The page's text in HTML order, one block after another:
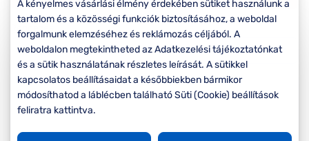
minden
szemüvegekre
Seen Belépőár
ajánlat
Rendezés
A kényelmes vásárlási élmény érdekében sütiket használunk a
tartalom és a közösségi funkciók biztosításához, a weboldal
forgalmunk elemzéséhez és reklámozás céljából. A
weboldalon megtekintheted az Adatkezelési tájékoztatónkat
és a sütik használatának részletes leírását. A sütikkel
kapcsolatos beállításaidat a későbbiekben bármikor
módosíthatod a láblécben található Süti (Cookie) beállítások
feliratra kattintva.